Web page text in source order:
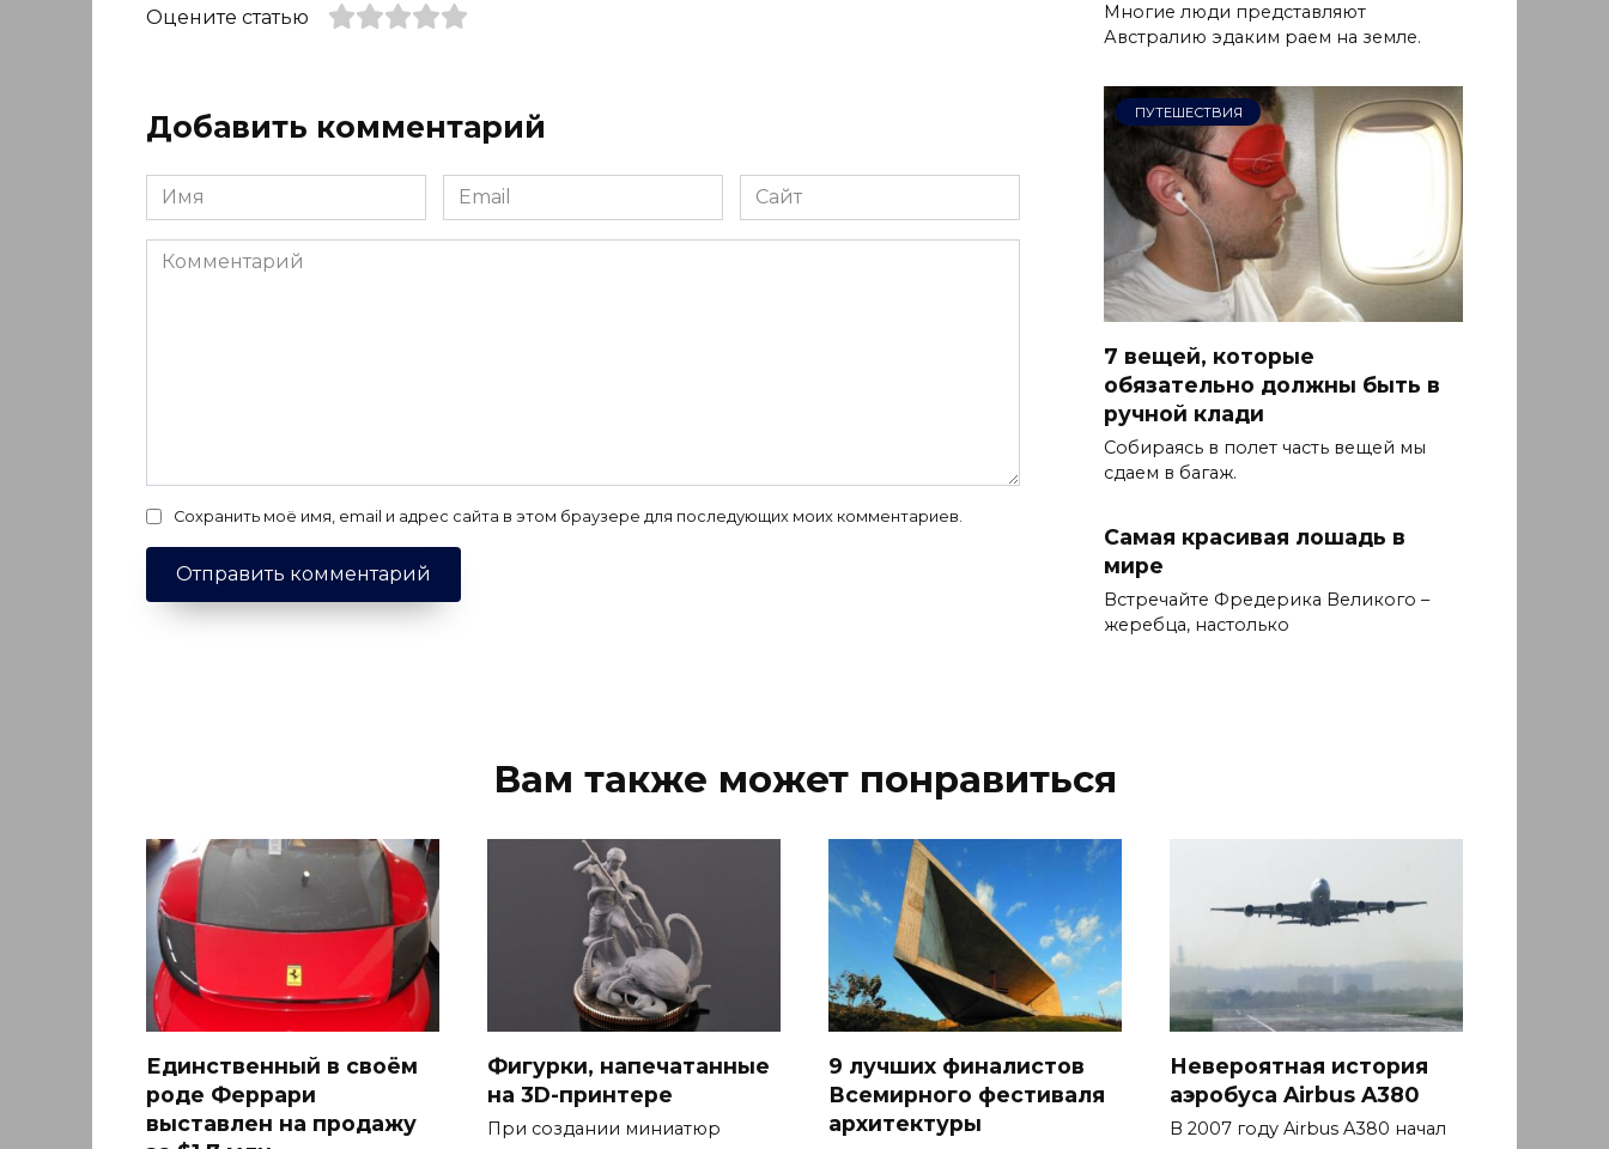
Оцените статью
Добавить комментарий
Имя
*
Email
*
Сайт
Комментарий
Сохранить моё имя, email и адрес сайта в этом браузере для последующих моих комментариев.
Многие люди представляют
Австралию эдаким раем на земле.
ПУТЕШЕСТВИЯ
7 вещей, которые
обязательно должны быть в
ручной клади
Собираясь в полет часть вещей мы
сдаем в багаж.
Самая красивая лошадь в
мире
Встречайте Фредерика Великого –
жеребца, настолько
Вам также может понравиться
Единственный в своём
роде Феррари
выставлен на продажу
Фигурки, напечатанные
на 3D-принтере
При создании миниатюр
9 лучших финалистов
Всемирного фестиваля
архитектуры
Невероятная история
аэробуса Airbus A380
В 2007 году Airbus A380 начал